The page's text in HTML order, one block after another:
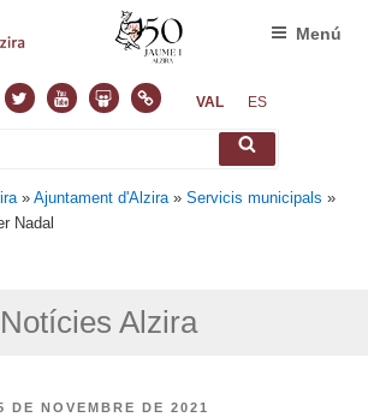
TwitterYoutubeSlideshare
NormasVAL ES
Cerca
Menú
»Ajuntament d'Alzira »Servicis municipals »
Nadal
Notícies Alzira
DE NOVEMBRE DE 2021